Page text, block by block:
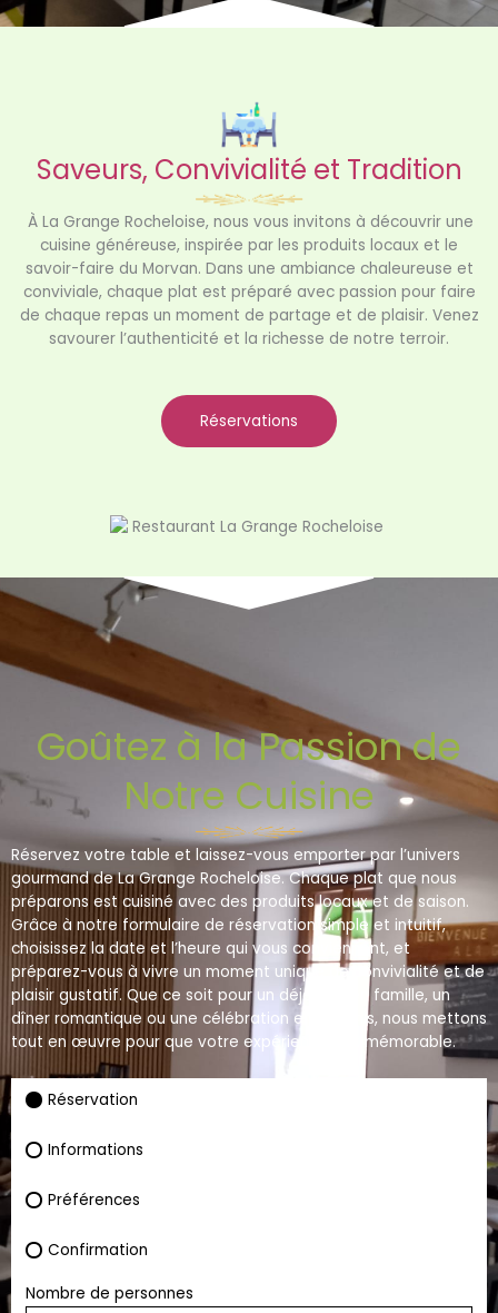
Saveurs, Convivialité et Tradition
À La Grange Rocheloise, nous vous invitons à découvrir une
cuisine généreuse, inspirée par les produits locaux et le
savoir-faire du Morvan. Dans une ambiance chaleureuse et
conviviale, chaque plat est préparé avec passion pour faire
de chaque repas un moment de partage et de plaisir. Venez
savourer l’authenticité et la richesse de notre terroir.
Réservations
Goûtez à la Passion de
Notre Cuisine
Réservez votre table et laissez-vous emporter par l’univers
gourmand de La Grange Rocheloise. Chaque plat que nous
préparons est cuisiné avec des produits locaux et de saison.
Grâce à notre formulaire de réservation simple et intuitif,
choisissez la date et l’heure qui vous conviennent, et
préparez-vous à vivre un moment unique de convivialité et de
plaisir gustatif. Que ce soit pour un déjeuner en famille, un
dîner romantique ou une célébration entre amis, nous mettons
tout en œuvre pour que votre expérience soit mémorable.
Réservation
Informations
Préférences
Confirmation
Nombre de personnes